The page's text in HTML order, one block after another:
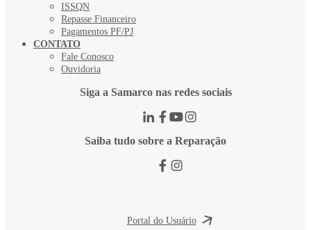
ISSQN
Repasse Financeiro
Pagamentos PF/PJ
CONTATO
Fale Conosco
Ouvidoria
Siga a Samarco nas redes sociais
Saiba tudo sobre a Reparação
Portal do Usuário